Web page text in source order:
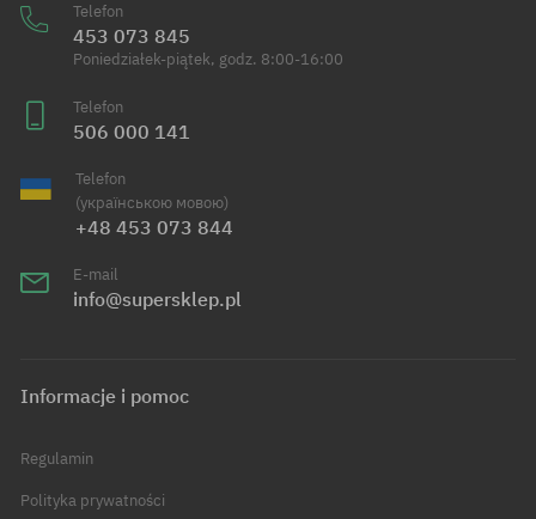
Telefon
453 073 845
Poniedziałek-piątek, godz. 8:00-16:00
Telefon
506 000 141
Telefon
(українською мовою)
+48 453 073 844
E-mail
info@supersklep.pl
Informacje i pomoc
Regulamin
Polityka prywatności